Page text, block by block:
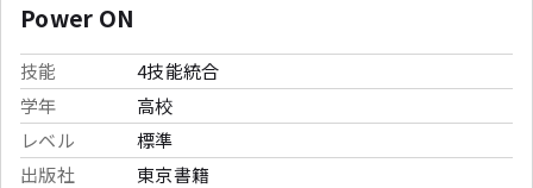
Power ON
技能
4技能統合
学年
高校
レベル
標準
出版社
東京書籍